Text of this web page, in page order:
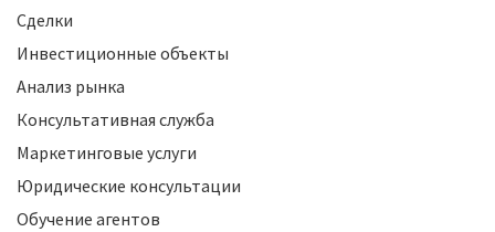
Сделки
Инвестиционные объекты
Анализ рынка
Консультативная служба
Маркетинговые услуги
Юридические консультации
Обучение агентов